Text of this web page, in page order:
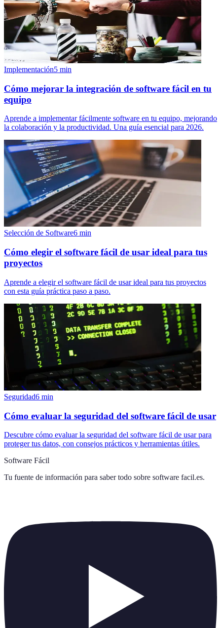
Implementación5 min
Cómo mejorar la integración de software fácil en tu
equipo
Aprende a implementar fácilmente software en tu equipo, mejorando
la colaboración y la productividad. Una guía esencial para 2026.
Selección de Software6 min
Cómo elegir el software fácil de usar ideal para tus
proyectos
Aprende a elegir el software fácil de usar ideal para tus proyectos
con esta guía práctica paso a paso.
Seguridad6 min
Cómo evaluar la seguridad del software fácil de usar
Descubre cómo evaluar la seguridad del software fácil de usar para
proteger tus datos, con consejos prácticos y herramientas útiles.
Software Fácil
Tu fuente de información para saber todo sobre software facil.es.